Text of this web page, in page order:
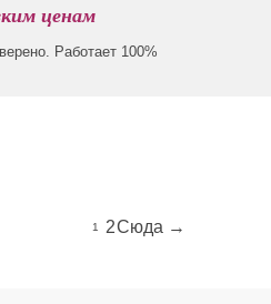
ценам
Работает 100%
1 2Сюда →